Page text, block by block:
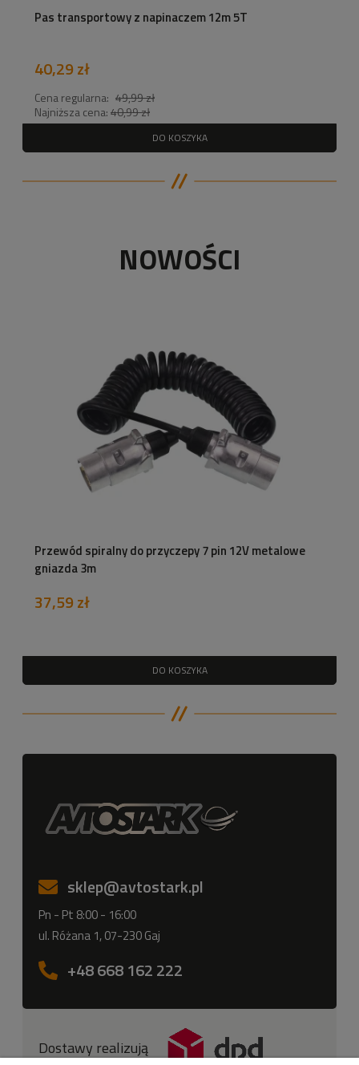
Pas transportowy z napinaczem 12m 5T
40,29 zł
Cena regularna: 49,99 zł
Najniższa cena:40,99 zł
DO KOSZYKA
NOWOŚCI
Przewód spiralny do przyczepy 7 pin 12V metalowe
gniazda 3m
37,59 zł
DO KOSZYKA
sklep@avtostark.pl
Pn - Pt 8:00 - 16:00
ul. Różana 1, 07-230 Gaj
+48 668 162 222
Dostawy realizują